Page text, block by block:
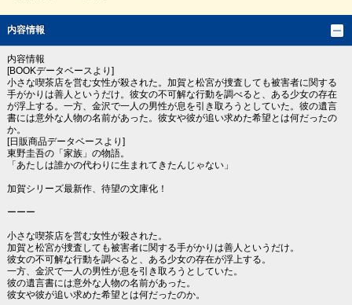
内容情報
内容情報
[BOOKデータベースより]
小さな喫茶店を営む女性が殺された。加賀と松宮が捜査しても被害者に関する
手がかりは善人というだけ。彼女の不可解な行動を調べると、ある少女の存在
が浮上する。一方、金沢で一人の男性が息を引き取ろうとしていた。彼の遺言
書には意外な人物の名前があった。彼女や彼が追い求めた希望とは何だったの
か。
[日販商品データベースより]
東野圭吾の「家族」の物語。
「あたしは誰かの代わりに生まれてきたんじゃない」
加賀シリーズ最新作、待望の文庫化！
ーーー
小さな喫茶店を営む女性が殺された。
加賀と松宮が捜査しても被害者に関する手がかりは善人というだけ。
彼女の不可解な行動を調べると、ある少女の存在が浮上する。
一方、金沢で一人の男性が息を引き取ろうとしていた。
彼の遺言書には意外な人物の名前があった。
彼女や彼が追い求めた希望とは何だったのか。